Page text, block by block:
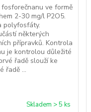
ve formě
2-30 mg/l P2O5.
polyfosfáty.
některých
přípravků. Kontrola
je kontrolou důležité
řadě slouží ke
řadě ...
Skladem > 5 ks